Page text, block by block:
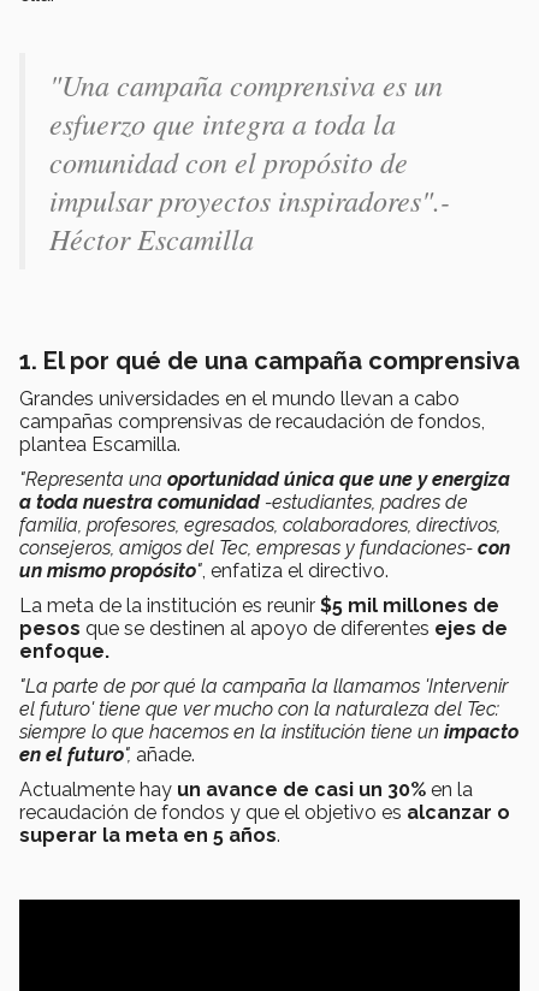
"Una campaña comprensiva es un
esfuerzo que integra a toda la
comunidad con el propósito de
impulsar proyectos inspiradores".-
Héctor Escamilla
1. El por qué de una campaña comprensiva
Grandes universidades en el mundo llevan a cabo
campañas comprensivas de recaudación de fondos,
plantea Escamilla.
"Representa una oportunidad única que une y energiza
a toda nuestra comunidad-estudiantes, padres de
familia, profesores, egresados, colaboradores, directivos,
consejeros, amigos del Tec, empresas y fundaciones- con
un mismo propósito", enfatiza el directivo.
La meta de la institución es reunir $5 mil millones de
pesos que se destinen al apoyo de diferentes ejes de
enfoque.
"La parte de por qué la campaña la llamamos 'Intervenir
el futuro' tiene que ver mucho con la naturaleza del Tec:
siempre lo que hacemos en la institución tiene un impacto
en el futuro", añade.
Actualmente hay un avance de casi un 30% en la
recaudación de fondos y que el objetivo es alcanzar o
superar la meta en 5 años.